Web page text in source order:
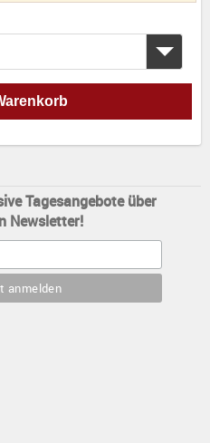
Tagesangebote über
Newsletter!